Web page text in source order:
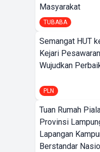
Masyarakat
TUBABA
Semangat HUT
Kejari
Wujudkan
PLN
Tuan Rumah
Provinsi
Lapangan
Berstandar